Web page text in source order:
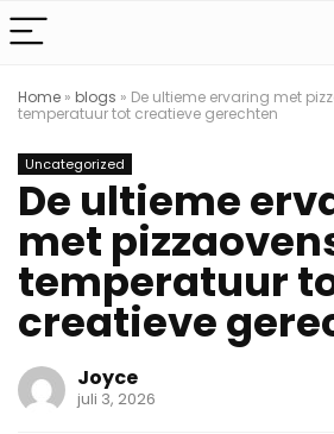
Home » blogs » De ultieme ervaring met
temperatuur tot creatieve gerechten
Uncategorized
De ultieme
met
temperatuur
creatieve
Joyce
juli 3, 2026